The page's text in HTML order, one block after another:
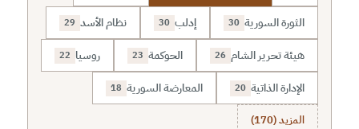
الثورة السورية 30 إدلب 30 نظام الأسد 29
هيئة تحرير الشام 26 الحوكمة 23 روسيا 22
الإدارة الذاتية 20 المعارضة السورية 18
المزيد (170)